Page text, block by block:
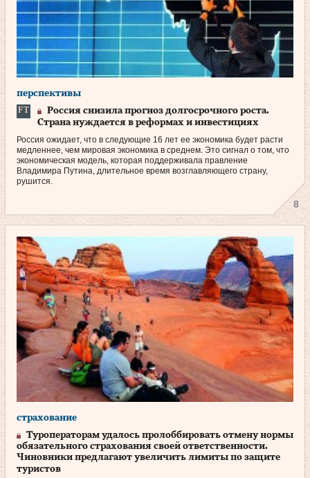
перспективы
Россия снизила прогноз долгосрочного роста.
Страна нуждается в реформах и инвестициях
Россия ожидает, что в следующие 16 лет ее экономика будет расти
медленнее, чем мировая экономика в среднем. Это сигнал о том, что
экономическая модель, которая поддерживала правление
Владимира Путина, длительное время возглавляющего страну,
рушится.
8
страхование
Туроператорам удалось пролоббировать отмену нормы
обязательного страхования своей ответственности.
Чиновники предлагают увеличить лимиты по защите
туристов